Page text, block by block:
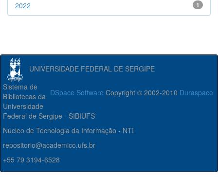
1
2022
UNIVERSIDADE FEDERAL DE SERGIPE
DSpace Software Copyright © 2002-2010 Duraspace
Sistema de
Bibliotecas da
Universidade
Federal de Sergipe - SIBIUFS
Núcleo de Tecnologia da Informação - NTI
repositorio@academico.ufs.br
+55 79 3194-6528